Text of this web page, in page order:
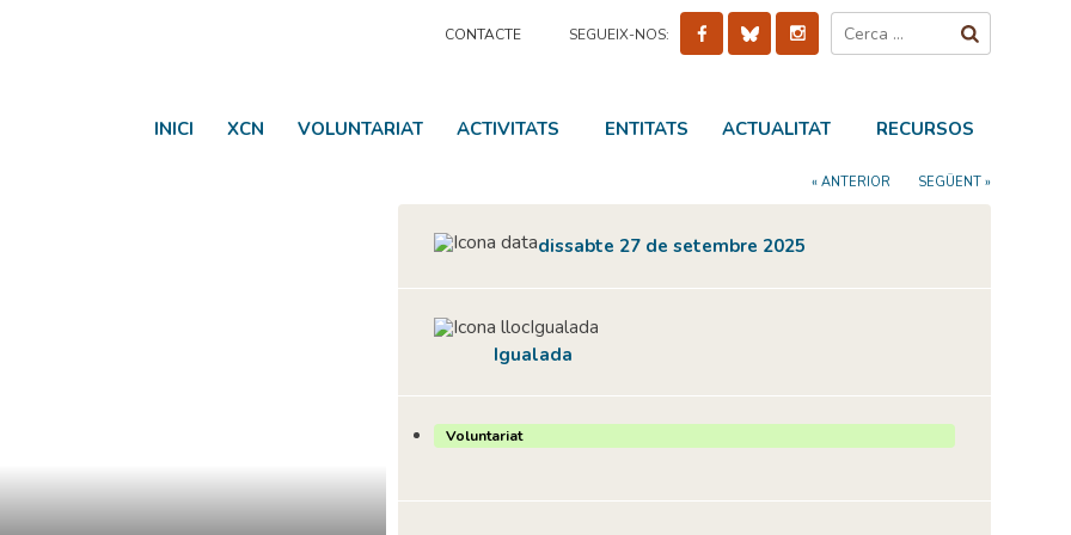
CONTACTE SEGUEIX-NOS: Cerca:
INICI XCN VOLUNTARIAT ACTIVITATS ENTITATS ACTUALITAT RECURSOS
« ANTERIOR SEGÜENT »
dissabte 27 de setembre 2025
Igualada
Igualada
Voluntariat